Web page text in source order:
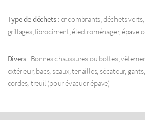
Type de déchets: encombrants, déchets
grillages, fibrociment, électroménager, épave
Divers: Bonnes chaussures ou bottes,
extérieur, bacs, seaux, tenailles, sécateur,
cordes, treuil (pour évacuer épave)